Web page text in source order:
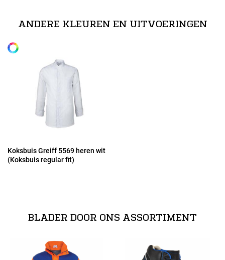
M
Alle maten
ANDERE KLEUREN EN UITVOERINGEN
Koksbuis Greiff 5569 heren wit
(Koksbuis regular fit)
BLADER DOOR ONS ASSORTIMENT